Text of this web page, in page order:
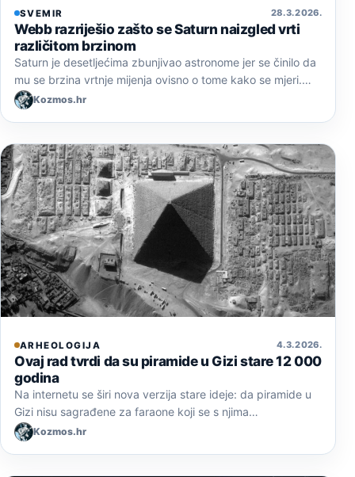
SVEMIR 28. 3. 2026.
Webb razriješio zašto se Saturn naizgled vrti
različitom brzinom
Saturn je desetljećima zbunjivao astronome jer se činilo da
mu se brzina vrtnje mijenja ovisno o tome kako se mjeri.…
Kozmos.hr
ARHEOLOGIJA 4. 3. 2026.
Ovaj rad tvrdi da su piramide u Gizi stare 12 000
godina
Na internetu se širi nova verzija stare ideje: da piramide u
Gizi nisu sagrađene za faraone koji se s njima…
Kozmos.hr